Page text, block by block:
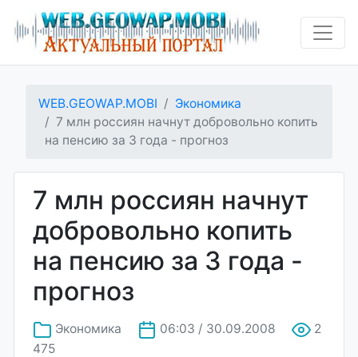
WEB.GEOWAP.MOBI
Экономика
7 млн россиян начнут добровольно копить
на пенсию за 3 года - прогноз
7 млн россиян начнут
добровольно копить
на пенсию за 3 года -
прогноз
Экономика 06:03 / 30.09.2008
2
475